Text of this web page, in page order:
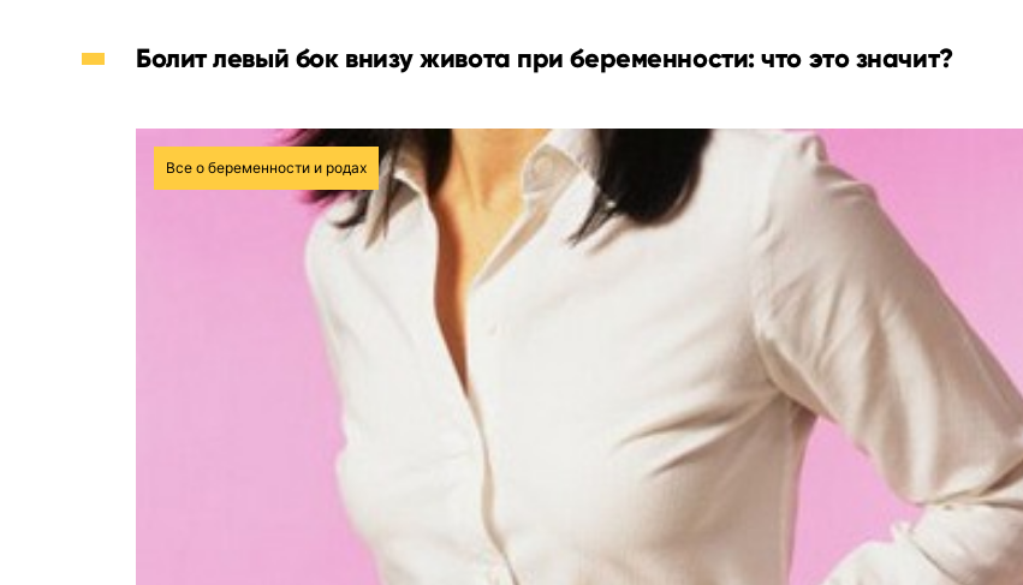
Болит левый бок внизу живота при беременности: что это значит?
Все о беременности и родах